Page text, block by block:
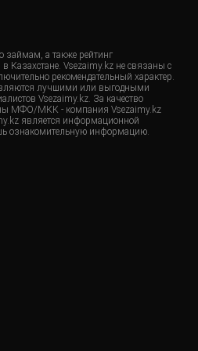
займам, а также рейтинг
Казахстане. Vsezaimy.kz не связаны с
рекомендательный характер.
лучшими или выгодными
Vsezaimy.kz. За качество
МФО/МКК - компания Vsezaimy.kz
является информационной
ознакомительную информацию.